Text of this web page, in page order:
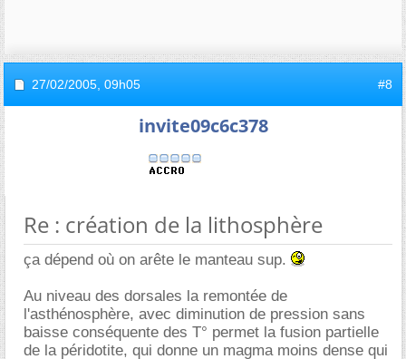
27/02/2005, 09h05 #8
invite09c6c378
Re : création de la lithosphère
ça dépend où on arête le manteau sup.
Au niveau des dorsales la remontée de
l'asthénosphère, avec diminution de pression sans
baisse conséquente des T° permet la fusion partielle
de la péridotite, qui donne un magma moins dense qui